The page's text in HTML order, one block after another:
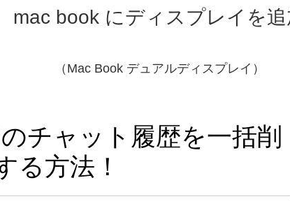
チャット履歴を一括削
る方法！